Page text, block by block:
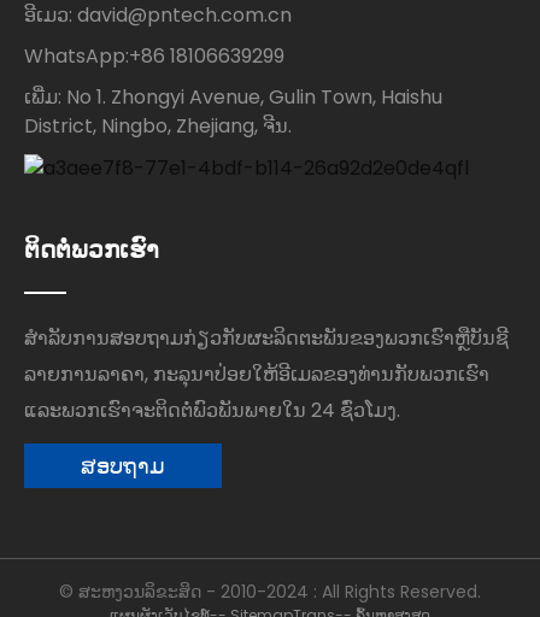
ອີເມວ: david@pntech.com.cn
WhatsApp:+86 18106639299
ເພີ່ມ: No 1. Zhongyi Avenue, Gulin Town, Haishu
District, Ningbo, Zhejiang, ຈີນ.
ຕິດຕໍ່ພວກເຮົາ
ສໍາ​ລັບ​ການ​ສອບ​ຖາມ​ກ່ຽວ​ກັບ​ຜະ​ລິດ​ຕະ​ພັນ​ຂອງ​ພວກ​ເຮົາ​ຫຼື​ບັນ​ຊີ​
ລາຍ​ການ​ລາ​ຄາ​, ກະ​ລຸ​ນາ​ປ່ອຍ​ໃຫ້​ອີ​ເມລ​ຂອງ​ທ່ານ​ກັບ​ພວກ​ເຮົາ​
ແລະ​ພວກ​ເຮົາ​ຈະ​ຕິດ​ຕໍ່​ພົວ​ພັນ​ພາຍ​ໃນ 24 ຊົ່ວ​ໂມງ​.
ສອບຖາມ
© ສະຫງວນລິຂະສິດ - 2010-2024 : All Rights Reserved.